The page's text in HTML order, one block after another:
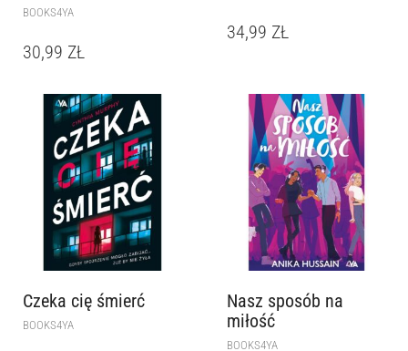
BOOKS4YA
30,99 ZŁ
34,99 ZŁ
Czeka cię śmierć
BOOKS4YA
Nasz sposób na
miłość
BOOKS4YA